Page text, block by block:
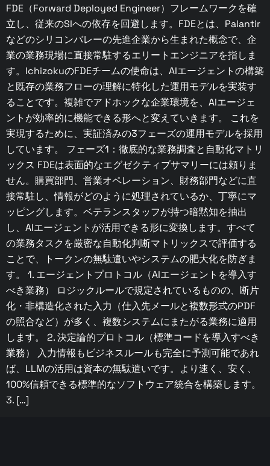
FDE（Forward Deployed Engineer）フレームワークを確
立し、従来のSIへの依存を回避します。FDEとは、Palantir
などのシリコンバレーの先進企業から生まれた概念で、企
業の業務現場に直接常駐するエリートエンジニアを指しま
す。IchizokuのFDEチームの使命は、AIエージェントの構築
と既存の業務フローの理解に特化した運用モデルを実装す
ることです。複雑でアドホックな企業環境を、AIエージェ
ントが効率的に機能できる形へと変えていきます。 これを
実現するために、実証済みの3フェーズの運用モデルを採用
しています。 フェーズ1：徹底的な業務調査と自動化マトリ
ックス FDEは表面的なエグゼクティブサマリーには頼りま
せん。購買部門、営業オペレーション、財務部門などに直
接常駐し、情報がどのように処理されているか、丁寧にマ
ッピングします。ベテランスタッフが持つ暗黙知を抽出
し、AIエージェントが活用できる形に変換します。すべて
の業務タスクを厳密な自動化判断マトリックスで評価する
ことで、トークンの無駄遣いやシステムの肥大化を防ぎま
す。 1. エージェントプロトコル（AIエージェントを導入す
べき業務） ロジックルールで規定されているものの、断片
化・非構造化された入力（仕入先メールと複数形式のPDF
の照合など）が多く、複数システムにまたがる業務に適用
します。 2. 決定論的プロトコル（標準コードを導入すべき
業務） 入力情報もビジネスルールも完全に予測可能であれ
ば、LLMの活用は資本の無駄遣いです。より速く、安く、
100%信頼できる標準的なソフトウェア統合を構築します。
3. […]